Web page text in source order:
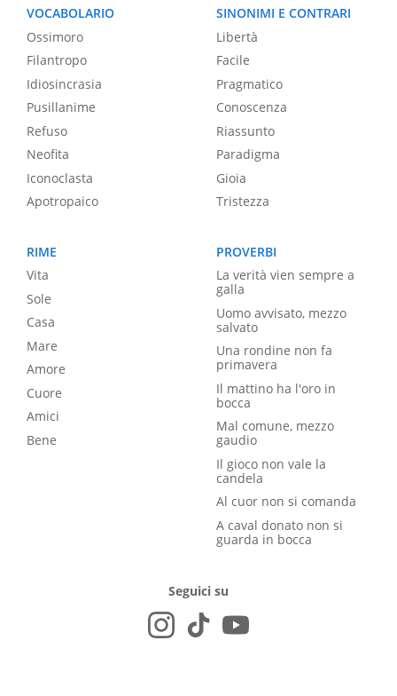
VOCABOLARIO
Ossimoro
Filantropo
Idiosincrasia
Pusillanime
Refuso
Neofita
Iconoclasta
Apotropaico
SINONIMI E CONTRARI
Libertà
Facile
Pragmatico
Conoscenza
Riassunto
Paradigma
Gioia
Tristezza
RIME
Vita
Sole
Casa
Mare
Amore
Cuore
Amici
Bene
PROVERBI
La verità vien sempre a
galla
Uomo avvisato, mezzo
salvato
Una rondine non fa
primavera
Il mattino ha l'oro in
bocca
Mal comune, mezzo
gaudio
Il gioco non vale la
candela
Al cuor non si comanda
A caval donato non si
guarda in bocca
Seguici su